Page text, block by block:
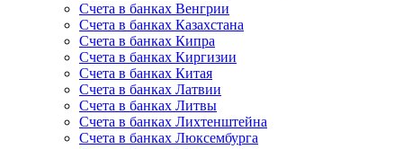
Счета в банках Венгрии
Счета в банках Казахстана
Счета в банках Кипра
Счета в банках Киргизии
Счета в банках Китая
Счета в банках Латвии
Счета в банках Литвы
Счета в банках Лихтенштейна
Счета в банках Люксембурга